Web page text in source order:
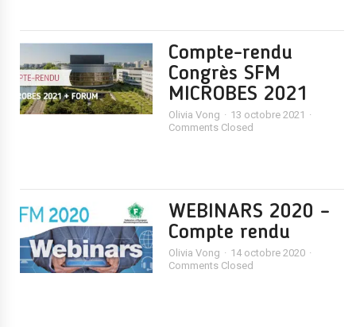
Compte-rendu
Congrès SFM
MICROBES 2021
Olivia Vong
13 octobre 2021
Comments Closed
WEBINARS 2020 –
Compte rendu
Olivia Vong
14 octobre 2020
Comments Closed